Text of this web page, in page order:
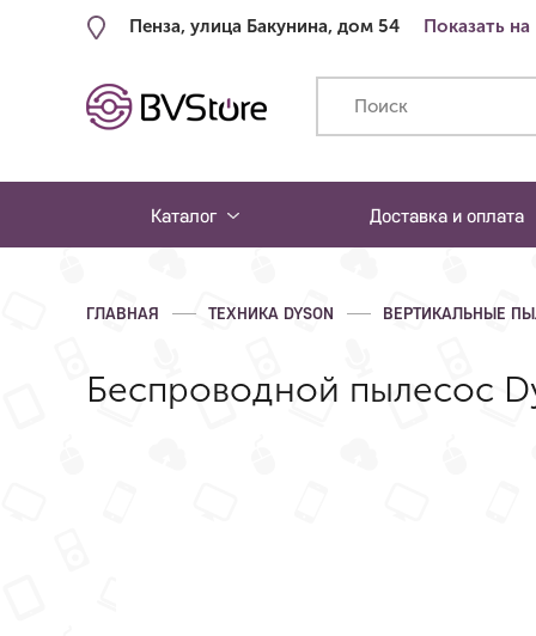
Пенза, улица Бакунина, дом 54 Показать на
Каталог Доставка и оплата
ГЛАВНАЯ ТЕХНИКА DYSON ВЕРТИКАЛЬНЫЕ
Беспроводной пылесос